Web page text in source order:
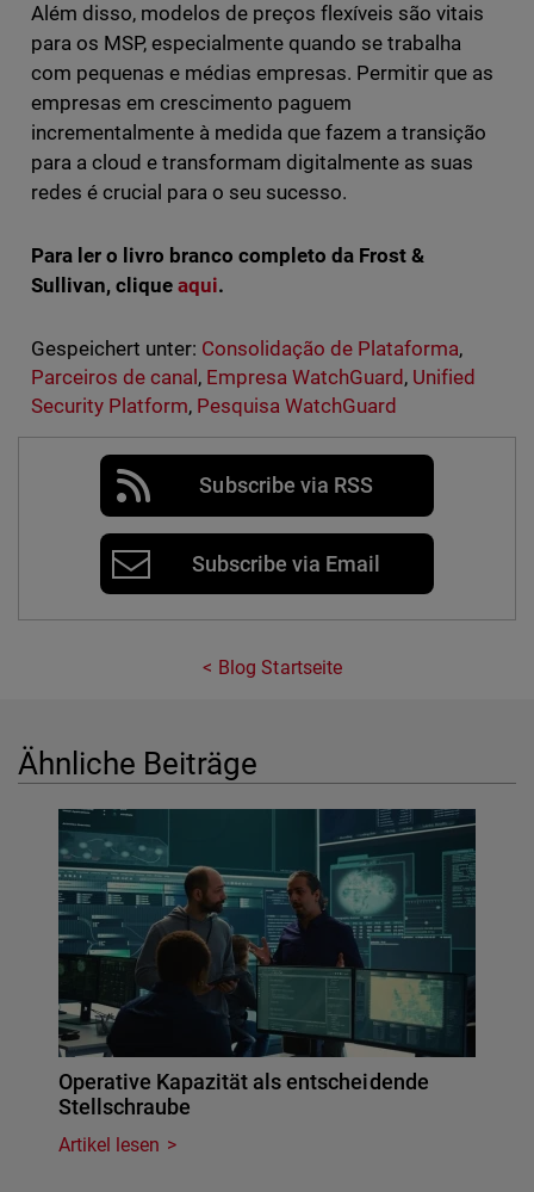
Além disso, modelos de preços flexíveis são vitais
para os MSP, especialmente quando se trabalha
com pequenas e médias empresas. Permitir que as
empresas em crescimento paguem
incrementalmente à medida que fazem a transição
para a cloud e transformam digitalmente as suas
redes é crucial para o seu sucesso.
Para ler o livro branco completo da Frost &
Sullivan, clique aqui.
Gespeichert unter: Consolidação de Plataforma,
Parceiros de canal , Empresa WatchGuard , Unified
Security Platform, Pesquisa WatchGuard
Subscribe via RSS
Subscribe via Email
Blog Startseite
Ähnliche Beiträge
Operative Kapazität als entscheidende
Stellschraube
Artikel lesen